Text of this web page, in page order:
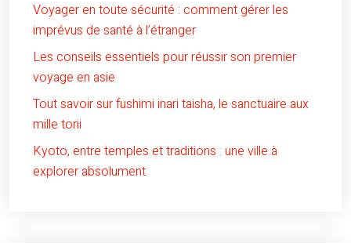
Voyager en toute sécurité : comment gérer les
imprévus de santé à l’étranger
Les conseils essentiels pour réussir son premier
voyage en asie
Tout savoir sur fushimi inari taisha, le sanctuaire aux
mille torii
Kyoto, entre temples et traditions : une ville à
explorer absolument